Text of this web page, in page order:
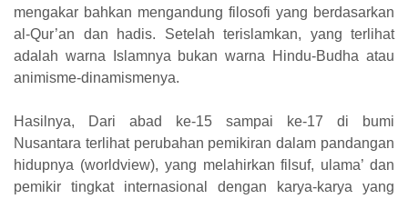
mengakar bahkan mengandung filosofi yang berdasarkan
al-Qur’an dan hadis. Setelah terislamkan, yang terlihat
adalah warna Islamnya bukan warna Hindu-Budha atau
animisme-dinamismenya.
Hasilnya, Dari abad ke-15 sampai ke-17 di bumi
Nusantara terlihat perubahan pemikiran dalam pandangan
hidupnya (worldview), yang melahirkan filsuf, ulama’ dan
pemikir tingkat internasional dengan karya-karya yang